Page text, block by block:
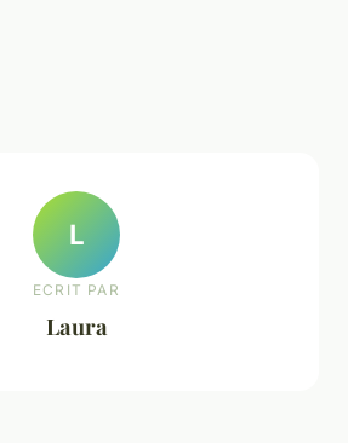
L
ECRIT PAR
Laura